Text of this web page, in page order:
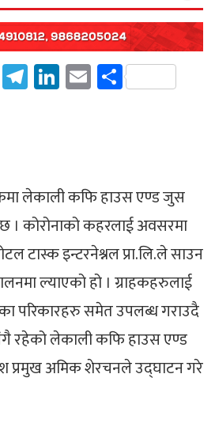
ViberTelegram
LinkedIn
EmailShare
लेकाली कफि हाउस एण्ड जुस
। कोरोनाको कहरलाई अवसरमा
टास्क इन्टरनेश्नल प्रा.लि.ले साउन
ल्याएको हो । ग्राहकहरुलाई
परिकारहरु समेत उपलब्ध गराउदै
रहेको लेकाली कफि हाउस एण्ड
प्रमुख अमिक शेरचनले उद्घाटन गरे